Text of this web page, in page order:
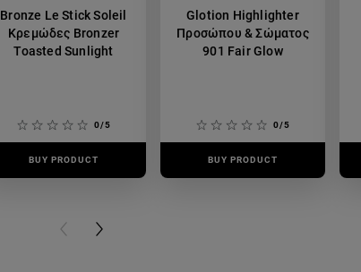
Bronze Le Stick Soleil
Κρεμώδες Bronzer
Toasted Sunlight
0/5
BUY PRODUCT
Glotion Highlighter
Προσώπου & Σώματος
901 Fair Glow
0/5
BUY PRODUCT
PREVIOUS CARD
NEXT CARD